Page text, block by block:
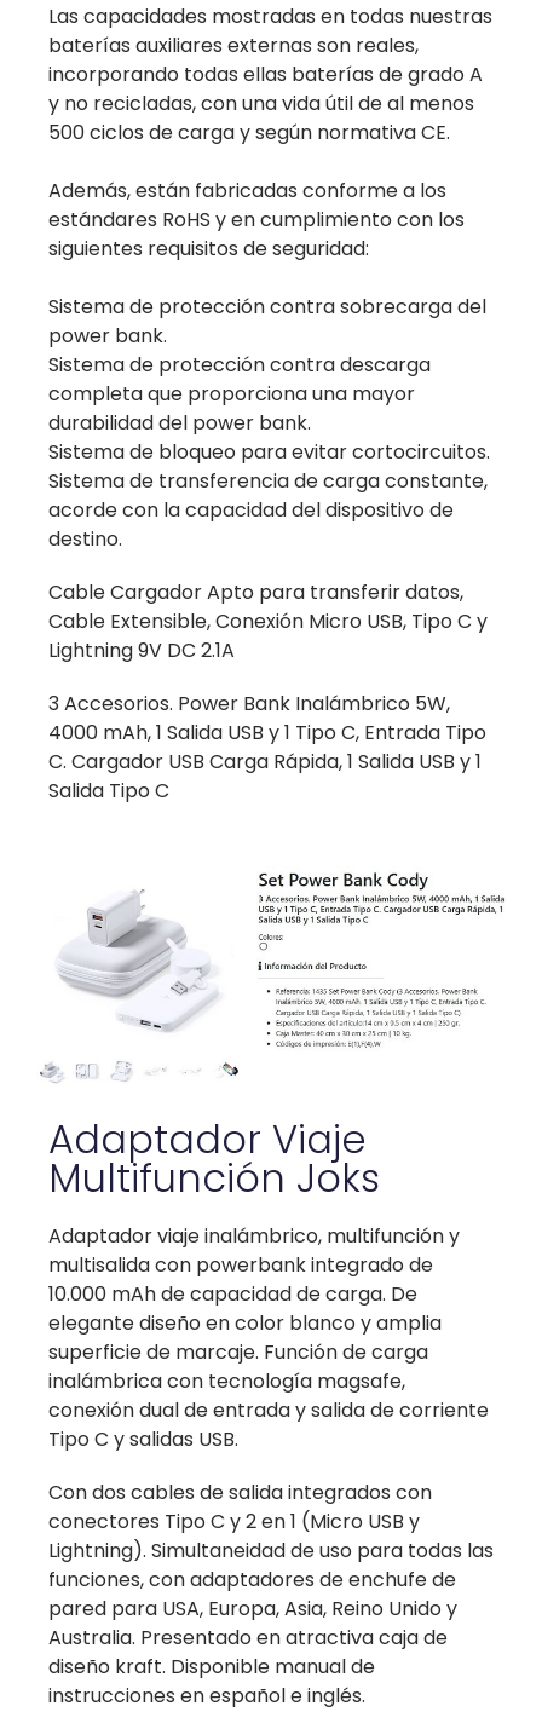
Las capacidades mostradas en todas nuestras
baterías auxiliares externas son reales,
incorporando todas ellas baterías de grado A
y no recicladas, con una vida útil de al menos
500 ciclos de carga y según normativa CE.
Además, están fabricadas conforme a los
estándares RoHS y en cumplimiento con los
siguientes requisitos de seguridad:
Sistema de protección contra sobrecarga del
power bank.
Sistema de protección contra descarga
completa que proporciona una mayor
durabilidad del power bank.
Sistema de bloqueo para evitar cortocircuitos.
Sistema de transferencia de carga constante,
acorde con la capacidad del dispositivo de
destino.
Cable Cargador Apto para transferir datos,
Cable Extensible, Conexión Micro USB, Tipo C y
Lightning 9V DC 2.1A
3 Accesorios. Power Bank Inalámbrico 5W,
4000 mAh, 1 Salida USB y 1 Tipo C, Entrada Tipo
C. Cargador USB Carga Rápida, 1 Salida USB y 1
Salida Tipo C
Adaptador Viaje
Multifunción Joks
Adaptador viaje inalámbrico, multifunción y
multisalida con powerbank integrado de
10.000 mAh de capacidad de carga. De
elegante diseño en color blanco y amplia
superficie de marcaje. Función de carga
inalámbrica con tecnología magsafe,
conexión dual de entrada y salida de corriente
Tipo C y salidas USB.
Con dos cables de salida integrados con
conectores Tipo C y 2 en 1 (Micro USB y
Lightning). Simultaneidad de uso para todas las
funciones, con adaptadores de enchufe de
pared para USA, Europa, Asia, Reino Unido y
Australia. Presentado en atractiva caja de
diseño kraft. Disponible manual de
instrucciones en español e inglés.